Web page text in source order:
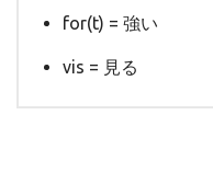
for(t) = 強い
vis = 見る